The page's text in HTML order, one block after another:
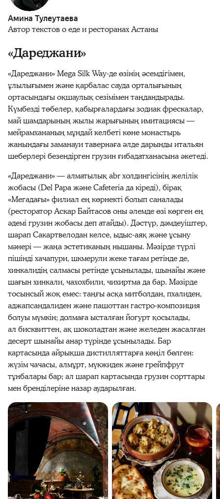
Амина Тулеутаева
Автор текстов о еде и ресторанах Астаны
«Дареджани»
«Дареджани» Mega Silk Way-де өзінің әсемдігімен,
ұлылығымен және қарбалас сауда орталығының
ортасындағы оқшаулық сезімімен таңдандырады.
Күмбезді төбелер, қабырғалардағы зодиак фрескалар,
май шамдарының жылы жарығының имитациясы —
мейрамхананың мұндай келбеті көне монастырь
жанындағы заманауи тавернаға әлде дарынды итальян
шеберлері безендірген грузин ғибадатханасына әкетеді.
«Дареджани» — алматылық abr холдингісінің желілік
жобасы (Del Papa және Cafeteria да кіреді), бірақ
«Мегадағы» филиал ең көрнекті болып саналады
(ресторатор Аскар Байтасов оны әлемде өзі көрген ең
әдемі грузин жобасы деп атайды). Дәстүр, дәмдеуіштер,
шарап Сакартвелодан келсе, ыдыс-аяқ және ұсыну
мәнері — жаңа эстетиканың нышаны. Мәзірде түрлі
пішінді хачапури, шкмерули жеке тағам ретінде де,
хинкалидің салмасы ретінде ұсынылады, шынайы және
шағын хинкали, чахохбили, чихиртма да бар. Мәзірде
тосынсый жоқ емес: таңғы асқа митболдан, пхалиден,
аджапсандалиден және пашоттан гастро-композиция
болуы мүмкін; долмаға ысталған йогурт қосылады,
ал бисквиттен, ақ шоколадтан және желеден жасалған
десерт шынайы анар түрінде ұсынылады. Бар
картасында айрықша дистилляттарға көңіл бөлген:
жүзім чачасы, алмұрт, мүкжидек және грейпфрут
тұнбалары бар; ал шарап картасында грузин сорттары
мен бренділеріне назар аударылған.